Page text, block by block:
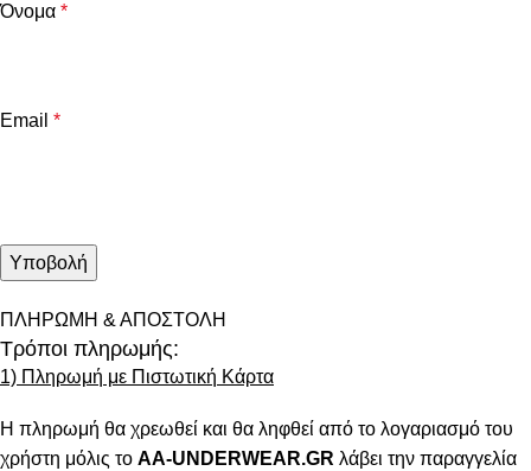
Όνομα *
Email *
ΠΛΗΡΩΜΗ & ΑΠΟΣΤΟΛΗ
Τρόποι πληρωμής:
1) Πληρωμή με Πιστωτική Κάρτα
Η πληρωμή θα χρεωθεί και θα ληφθεί από το λογαριασμό του
χρήστη μόλις το AA-UNDERWEAR.GR λάβει την παραγγελία